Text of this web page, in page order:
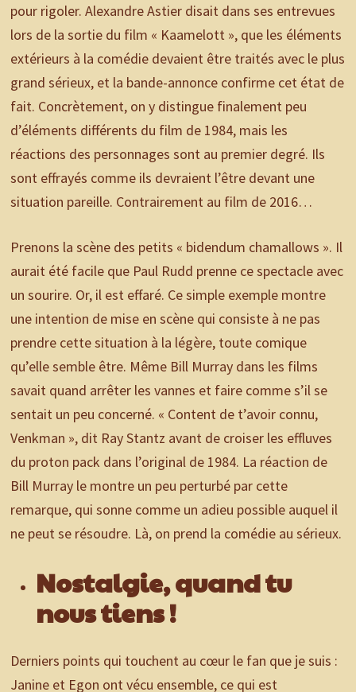
pour rigoler. Alexandre Astier disait dans ses entrevues
lors de la sortie du film « Kaamelott », que les éléments
extérieurs à la comédie devaient être traités avec le plus
grand sérieux, et la bande-annonce confirme cet état de
fait. Concrètement, on y distingue finalement peu
d’éléments différents du film de 1984, mais les
réactions des personnages sont au premier degré. Ils
sont effrayés comme ils devraient l’être devant une
situation pareille. Contrairement au film de 2016…
Prenons la scène des petits « bidendum chamallows ». Il
aurait été facile que Paul Rudd prenne ce spectacle avec
un sourire. Or, il est effaré. Ce simple exemple montre
une intention de mise en scène qui consiste à ne pas
prendre cette situation à la légère, toute comique
qu’elle semble être. Même Bill Murray dans les films
savait quand arrêter les vannes et faire comme s’il se
sentait un peu concerné. « Content de t’avoir connu,
Venkman », dit Ray Stantz avant de croiser les effluves
du proton pack dans l’original de 1984. La réaction de
Bill Murray le montre un peu perturbé par cette
remarque, qui sonne comme un adieu possible auquel il
ne peut se résoudre. Là, on prend la comédie au sérieux.
Nostalgie, quand tu
nous tiens !
Derniers points qui touchent au cœur le fan que je suis :
Janine et Egon ont vécu ensemble, ce qui est